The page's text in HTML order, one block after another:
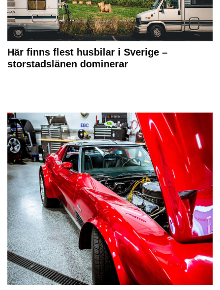
Här finns flest husbilar i Sverige –
storstadslänen dominerar